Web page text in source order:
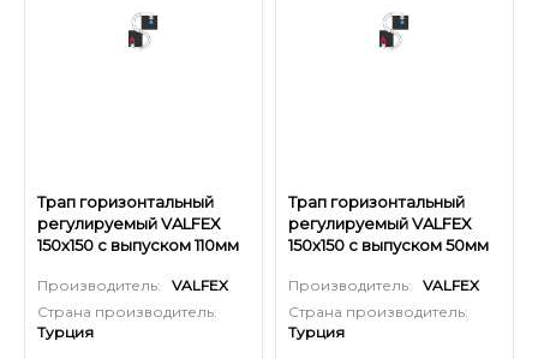
Трап горизонтальный
регулируемый VALFEX
150х150 с выпуском 110мм
Производитель:
VALFEX
Страна производитель:
Турция
Трап горизонтальный
регулируемый VALFEX
150х150 с выпуском 50мм
Производитель:
VALFEX
Страна производитель:
Турция